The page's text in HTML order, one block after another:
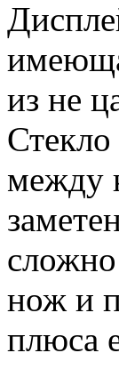
из не
между
нож и
плюса